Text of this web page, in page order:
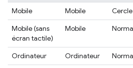
Mobile Mobile Cercle
Mobile (sans
écran tactile)
Mobile
Ordinateur Ordinateur